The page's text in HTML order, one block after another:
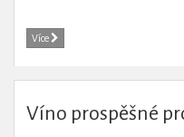
Více
Víno prospěšné